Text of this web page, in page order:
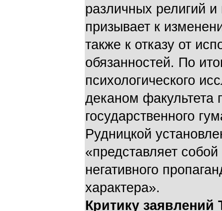
различных религий
призывает к
также к отказу от
обязанностей. По
психологического
деканом факультета
государственного
Рудницкой
«представляет
негативного
характера».
Критику